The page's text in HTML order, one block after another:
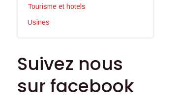
Tourisme et hotels
Usines
Suivez nous
sur facebook